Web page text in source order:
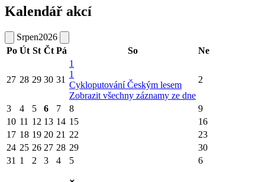
Kalendář akcí
Srpen2026
Po Út St Čt Pá So Ne
27 28 29 30 31
1
1
Cykloputování Českým lesem
Zobrazit všechny záznamy ze dne
2
3 4 5 6 7 8
9
10 11 12 13 14 15
16
17 18 19 20 21 22
23
24 25 26 27 28 29
30
31 1 2 3 4 5 6